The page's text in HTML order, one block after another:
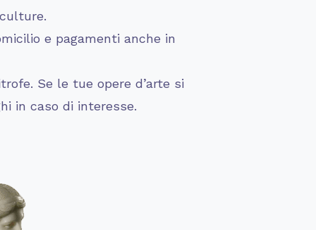
e pagamenti anche in
Se le tue opere d’arte si
in caso di interesse.